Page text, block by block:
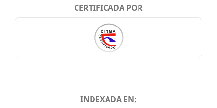
CERTIFICADA POR
INDEXADA EN: